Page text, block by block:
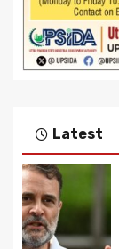
Latest